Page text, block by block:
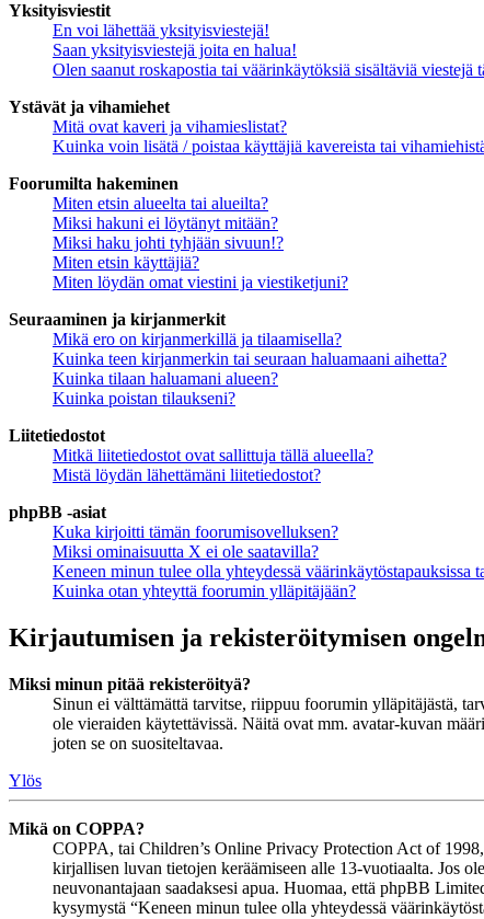
Yksityisviestit
En voi lähettää yksityisviestejä!
Saan yksityisviestejä joita en halua!
Olen saanut roskapostia tai väärinkäytöksiä sisältäviä viestejä
Ystävät ja vihamiehet
Mitä ovat kaveri ja vihamieslistat?
Kuinka voin lisätä / poistaa käyttäjiä kavereista tai
Foorumilta hakeminen
Miten etsin alueelta tai alueilta?
Miksi hakuni ei löytänyt mitään?
Miksi haku johti tyhjään sivuun!?
Miten etsin käyttäjiä?
Miten löydän omat viestini ja viestiketjuni?
Seuraaminen ja kirjanmerkit
Mikä ero on kirjanmerkillä ja tilaamisella?
Kuinka teen kirjanmerkin tai seuraan haluamaani aihetta?
Kuinka tilaan haluamani alueen?
Kuinka poistan tilaukseni?
Liitetiedostot
Mitkä liitetiedostot ovat sallittuja tällä alueella?
Mistä löydän lähettämäni liitetiedostot?
phpBB -asiat
Kuka kirjoitti tämän foorumisovelluksen?
Miksi ominaisuutta X ei ole saatavilla?
Keneen minun tulee olla yhteydessä
Kuinka otan yhteyttä foorumin ylläpitäjään?
Kirjautumisen ja rekisteröitymisen
Miksi minun pitää rekisteröityä?
Sinun ei välttämättä tarvitse, riippuu foorumin ylläpitäjästä,
ole vieraiden käytettävissä. Näitä ovat mm. avatar-kuvan
joten se on suositeltavaa.
Ylös
Mikä on COPPA?
COPPA, tai Children’s Online Privacy Protection Act of
kirjallisen luvan tietojen keräämiseen alle 13-vuotiaalta. Jos
neuvonantajaan saadaksesi apua. Huomaa, että phpBB
kysymystä “Keneen minun tulee olla yhteydessä